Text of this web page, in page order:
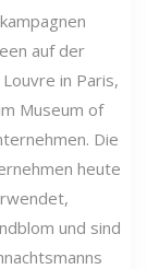
auf der
in Paris,
Museum of
Die
heute
und sind